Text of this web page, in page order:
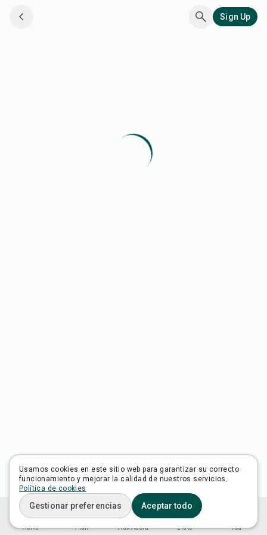
Home Plan Ask Adora Lists You
Sign Up
Usamos cookies en este sitio web para garantizar su correcto
funcionamiento y mejorar la calidad de nuestros servicios.
Política de cookies
Gestionar preferencias Aceptar todo